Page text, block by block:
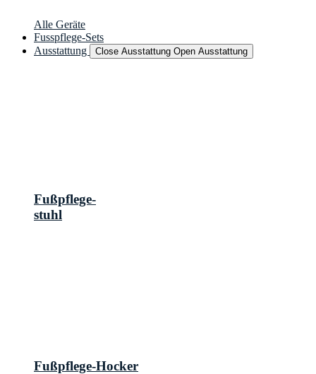
Alle Geräte
Fusspflege-Sets
Ausstattung
Close Ausstattung Open Ausstattung
Fußpflege-
stuhl
Fußpflege-Hocker